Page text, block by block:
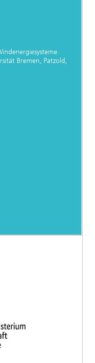
Bremen, Patzold,